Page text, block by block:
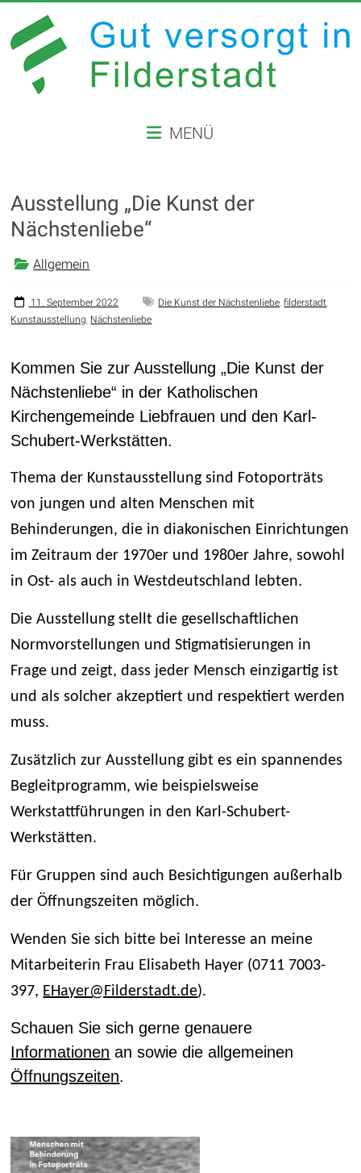
Inhalt
springen
VERSORGT
FILDERSTADT
Website
der
Filderstadt
MENÜ
Ausstellung „Die Kunst der
Nächstenliebe“
Allgemein
11. September 2022 Die Kunst der Nächstenliebe,filderstadt,
Kunstausstellung, Nächstenliebe
Kommen Sie zur Ausstellung „Die Kunst der
Nächstenliebe“ in der Katholischen
Kirchengemeinde Liebfrauen und den Karl-
Schubert-Werkstätten.
Thema der Kunstausstellung sind Fotoporträts
von jungen und alten Menschen mit
Behinderungen, die in diakonischen Einrichtungen
im Zeitraum der 1970er und 1980er Jahre, sowohl
in Ost- als auch in Westdeutschland lebten.
Die Ausstellung stellt die gesellschaftlichen
Normvorstellungen und Stigmatisierungen in
Frage und zeigt, dass jeder Mensch einzigartig ist
und als solcher akzeptiert und respektiert werden
muss.
Zusätzlich zur Ausstellung gibt es ein spannendes
Begleitprogramm, wie beispielsweise
Werkstattführungen in den Karl-Schubert-
Werkstätten.
Für Gruppen sind auch Besichtigungen außerhalb
der Öffnungszeiten möglich.
Wenden Sie sich bitte bei Interesse an meine
Mitarbeiterin Frau Elisabeth Hayer (0711 7003-
397, EHayer@Filderstadt.de).
Schauen Sie sich gerne genauere
Informationen an sowie die allgemeinen
Öffnungszeiten.